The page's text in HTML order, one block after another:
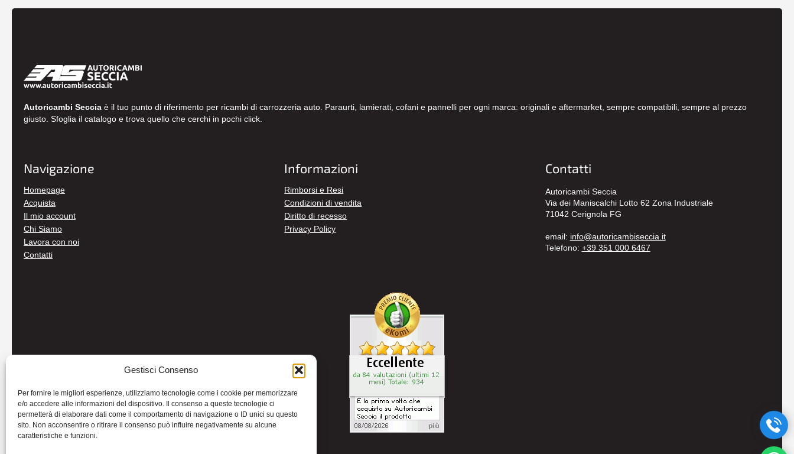
Gestisci Consenso
Per fornire le migliori esperienze, utilizziamo tecnologie come i cookie per memorizzare
e/o accedere alle informazioni del dispositivo. Il consenso a queste tecnologie ci
permetterà di elaborare dati come il comportamento di navigazione o ID unici su questo
sito. Non acconsentire o ritirare il consenso può influire negativamente su alcune
caratteristiche e funzioni.
Autoricambi Seccia è il tuo punto di riferimento per ricambi di carrozzeria auto. Paraurti, lamierati, cofani e pannelli per ogni marca: originali e aftermarket, sempre compatibili, sempre al prezzo
giusto. Sfoglia il catalogo e trova quello che cerchi in pochi click.
Navigazione
Homepage
Acquista
Il mio account
Chi Siamo
Lavora con noi
Contatti
Informazioni
Rimborsi e Resi
Condizioni di vendita
Diritto di recesso
Privacy Policy
Contatti
Autoricambi Seccia
Via dei Maniscalchi Lotto 62 Zona Industriale
71042 Cerignola FG
email: info@autoricambiseccia.it
Telefono: +39 351 000 6467